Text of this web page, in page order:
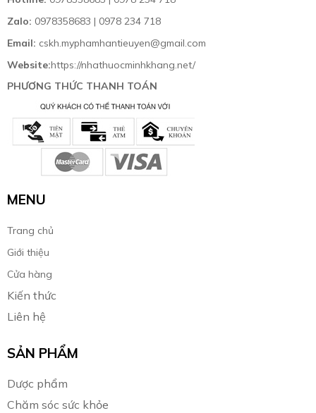
Zalo: 0978358683 | 0978 234 718
Email: cskh.myphamhantieuyen@gmail.com
Website:https://nhathuocminhkhang.net/
PHƯƠNG THỨC THANH TOÁN
MENU
Trang chủ
Giới thiệu
Cửa hàng
Kiến thức
Liên hệ
SẢN PHẨM
Dược phẩm
Chăm sóc sức khỏe